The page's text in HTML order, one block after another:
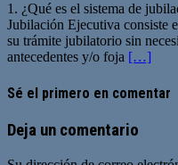
1. ¿Qué es el sistema de
Jubilación Ejecutiva consiste
su trámite jubilatorio sin
antecedentes y/o foja […]
Sé el primero en comentar
Deja un comentario